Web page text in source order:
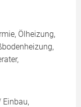
Ölheizung,